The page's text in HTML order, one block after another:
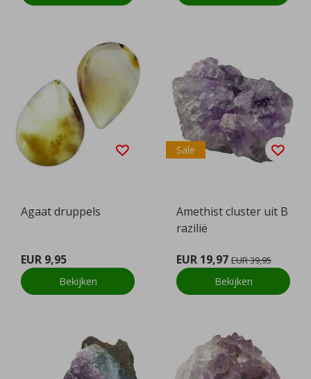
Agaat druppels
EUR 9,95
Bekijken
Sale
Amethist cluster uit B
razilië
EUR 19,97 EUR 39,95
Bekijken